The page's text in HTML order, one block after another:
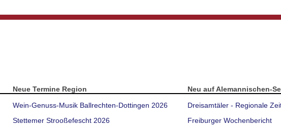
Neue Termine Region
Wein-Genuss-Musik Ballrechten-Dottingen 2026
Stettemer Strooßefescht 2026
Neu auf Alemannischen-
Dreisamtäler - Regionale
Freiburger Wochenbericht